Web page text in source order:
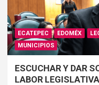
ECATEPEC EDOMÉX
MUNICIPIOS
ESCUCHAR Y DAR
LABOR